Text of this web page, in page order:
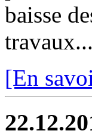
baisse
travaux...
[En